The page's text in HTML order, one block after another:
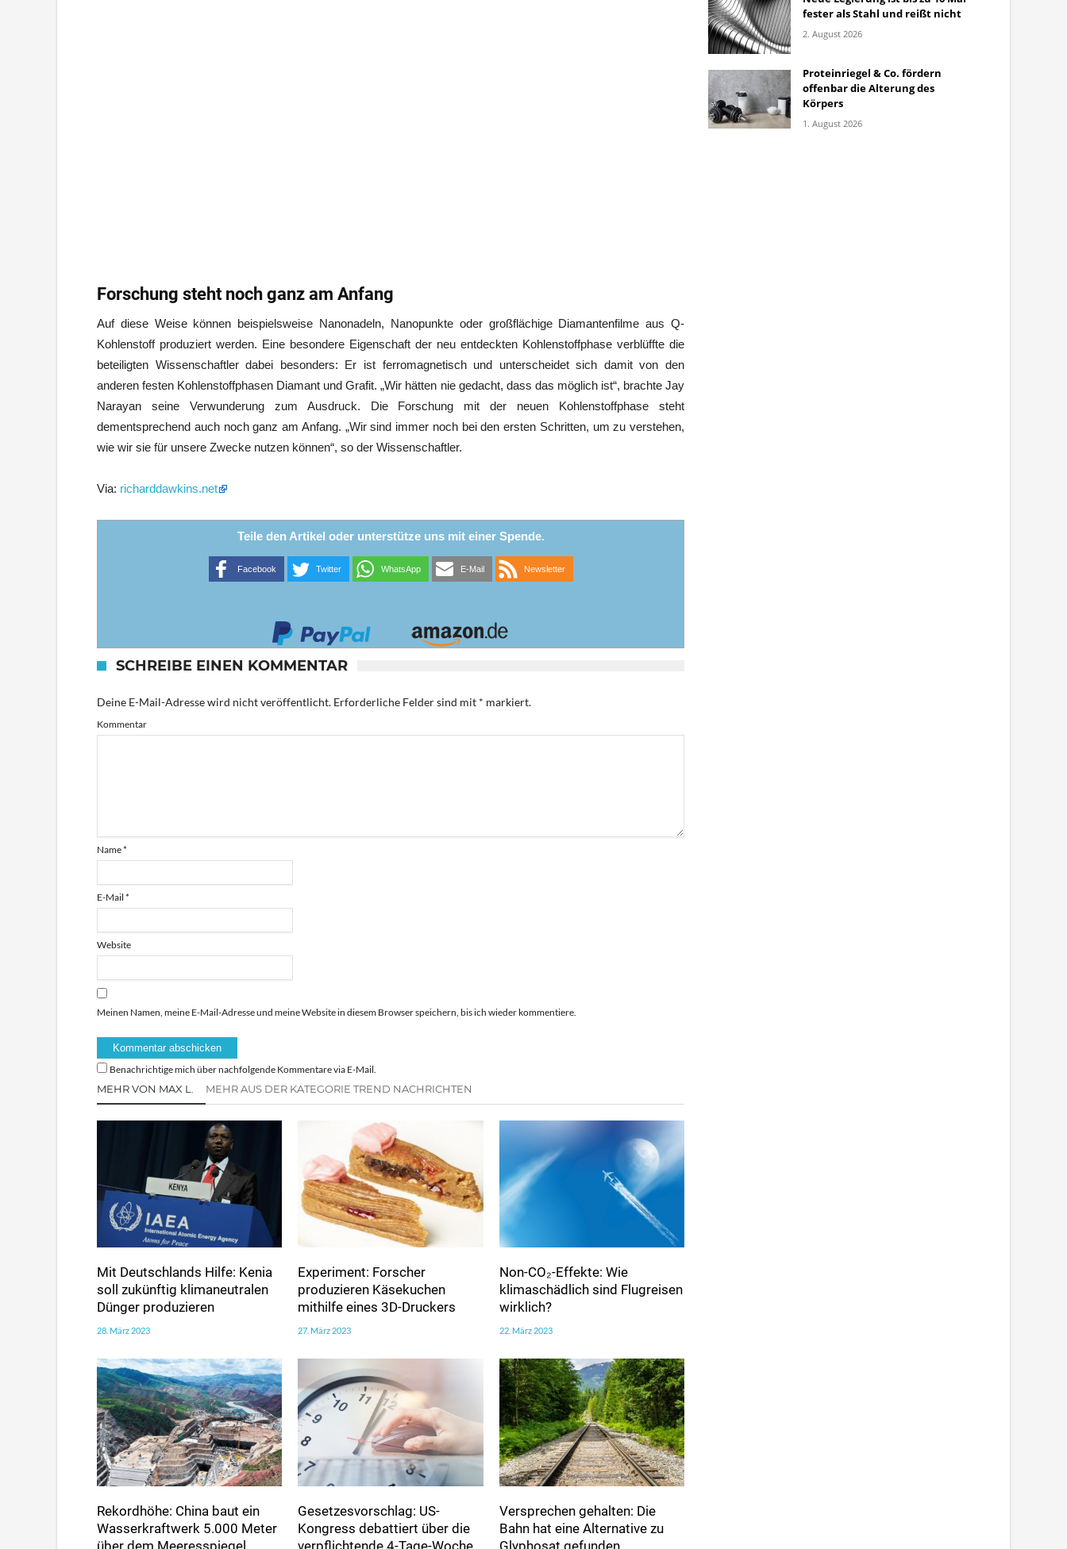
Forschung steht noch ganz am Anfang
Auf diese Weise können beispielsweise Nanonadeln, Nanopunkte oder großflächige Diamantenfilme aus Q-
Kohlenstoff produziert werden. Eine besondere Eigenschaft der neu entdeckten Kohlenstoffphase verblüffte die
beteiligten Wissenschaftler dabei besonders: Er ist ferromagnetisch und unterscheidet sich damit von den
anderen festen Kohlenstoffphasen Diamant und Grafit. „Wir hätten nie gedacht, dass das möglich ist“, brachte Jay
Narayan seine Verwunderung zum Ausdruck. Die Forschung mit der neuen Kohlenstoffphase steht
dementsprechend auch noch ganz am Anfang. „Wir sind immer noch bei den ersten Schritten, um zu verstehen,
wie wir sie für unsere Zwecke nutzen können“, so der Wissenschaftler.
Via: richarddawkins.net
Teile den Artikel oder unterstütze uns mit einer Spende.
Facebook Twitter WhatsApp E-Mail Newsletter
SCHREIBE EINEN KOMMENTAR
Deine E-Mail-Adresse wird nicht veröffentlicht. Erforderliche Felder sind mit * markiert.
Kommentar
Name*
E-Mail *
Website
Meinen Namen, meine E-Mail-Adresse und meine Website in diesem Browser speichern, bis ich wieder kommentiere.
Benachrichtige mich über nachfolgende Kommentare via E-Mail.
MEHR VON MAX L. MEHR AUS DER KATEGORIE TREND NACHRICHTEN
Mit Deutschlands Hilfe: Kenia
soll zukünftig klimaneutralen
Dünger produzieren
28. März 2023
Experiment: Forscher
produzieren Käsekuchen
mithilfe eines 3D-Druckers
27. März 2023
Non-CO₂-Effekte: Wie
klimaschädlich sind Flugreisen
wirklich?
22. März 2023
Rekordhöhe: China baut ein
Wasserkraftwerk 5.000 Meter
über dem Meeresspiegel
Gesetzesvorschlag: US-
Kongress debattiert über die
verpflichtende 4-Tage-Woche
Versprechen gehalten: Die
Bahn hat eine Alternative zu
Glyphosat gefunden
fester als Stahl und reißt nicht
2. August 2026
Proteinriegel & Co. fördern
offenbar die Alterung des
Körpers
1. August 2026